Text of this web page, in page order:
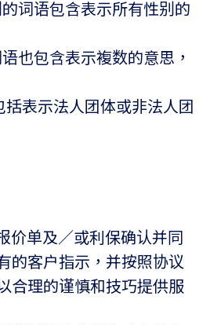
词语包含表示所有性别的
也包含表示複数的意思，
表示法人团体或非法人团
单及／或利保确认并同
的客户指示，并按照协议
合理的谨慎和技巧提供服